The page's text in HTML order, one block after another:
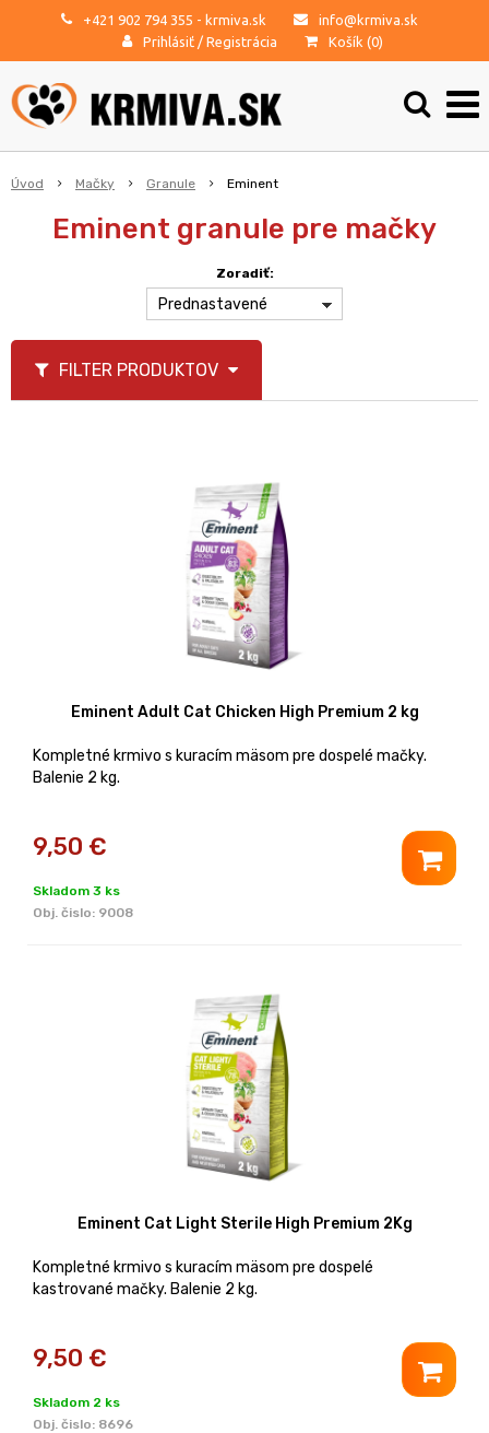
+421 902 794 355 - krmiva.sk
info@krmiva.sk
Prihlásiť / Registrácia Košík (0)
Úvod Mačky Granule Eminent
Eminent granule pre mačky
Zoradiť:
Prednastavené
FILTER PRODUKTOV
Eminent Adult Cat Chicken High Premium 2 kg
Kompletné krmivo s kuracím mäsom pre dospelé mačky.
Balenie 2 kg.
9,50 €
Skladom 3 ks
Obj. čislo: 9008
Eminent Cat Light Sterile High Premium 2Kg
Kompletné krmivo s kuracím mäsom pre dospelé
kastrované mačky. Balenie 2 kg.
9,50 €
Skladom 2 ks
Obj. čislo: 8696